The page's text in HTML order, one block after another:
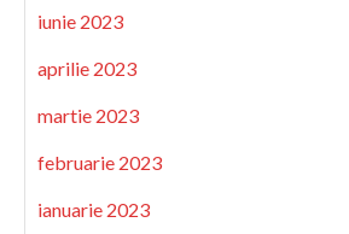
iunie 2023
aprilie 2023
martie 2023
februarie 2023
ianuarie 2023